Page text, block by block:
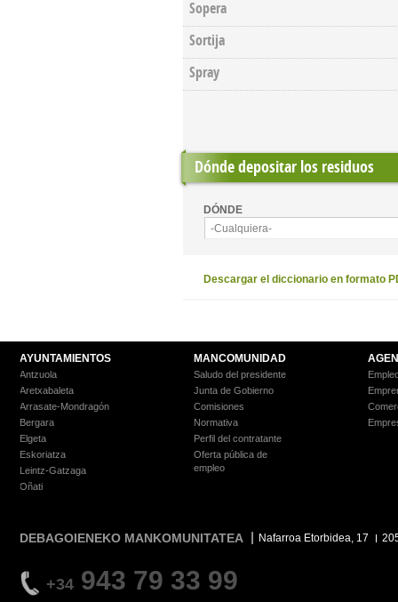
Sopera
Sortija
Spray
Dónde depositar los residuos
DÓNDE
-Cualquiera-
Descargar el diccionario en formato
AYUNTAMIENTOS
Antzuola
Aretxabaleta
Arrasate-Mondragón
Bergara
Elgeta
Eskoriatza
Leintz-Gatzaga
Oñati
MANCOMUNIDAD
Saludo del presidente
Junta de Gobierno
Comisiones
Normativa
Perfil del contratante
Oferta pública de
empleo
DEBAGOIENEKO MANKOMUNITATEA Nafarroa Etorbidea, 17
+34 943 79 33 99